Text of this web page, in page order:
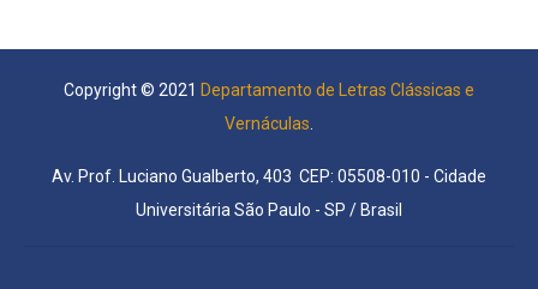
Copyright © 2021 Departamento de Letras Clássicas e
Vernáculas
Av. Prof. Luciano Gualberto, 403 CEP: 05508-010 - Cidade
Universitária São Paulo - SP / Brasil